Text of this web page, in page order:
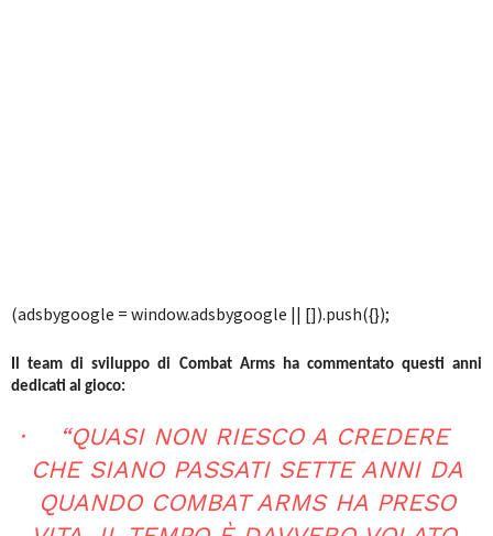
(adsbygoogle = window.adsbygoogle || []).push({});
Il team di sviluppo di Combat Arms ha commentato questi anni
dedicati al gioco:
· “QUASI NON RIESCO A CREDERE
CHE SIANO PASSATI SETTE ANNI DA
QUANDO COMBAT ARMS HA PRESO